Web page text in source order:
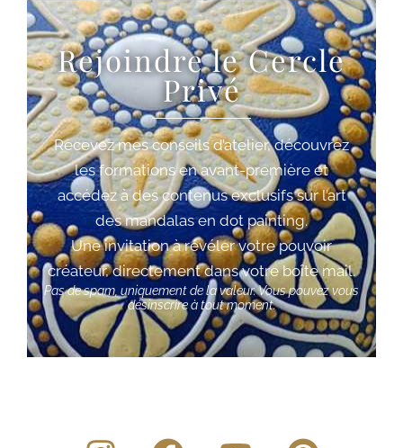
Rejoindre le Cercle
Privé
Recevez mes conseils d’atelier, découvrez
les formations en avant-première et
accédez à des contenus exclusifs sur l’art
des mandalas en dot painting.
Une invitation à révéler votre pouvoir
créateur, directement dans votre boîte mail.
Pas de spam, uniquement de la valeur. Vous pouvez vous
désinscrire à tout moment.